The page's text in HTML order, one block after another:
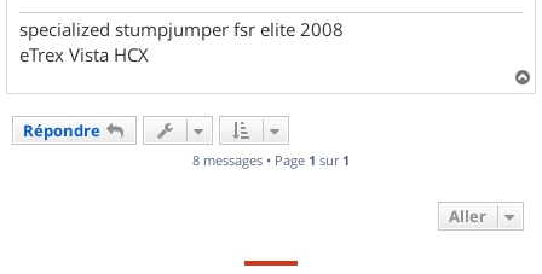
specialized stumpjumper fsr elite 2008
eTrex Vista HCX
a
Répondre
8 messages • Page 1 sur 1
Aller